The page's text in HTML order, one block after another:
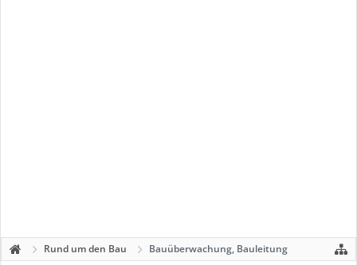
Rund um den Bau Bauüberwachung, Bauleitung